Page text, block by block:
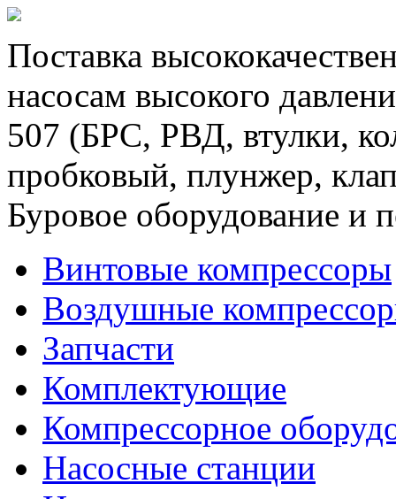
Поставка
насосам высокого
507 (БРС, РВД, втулки,
пробковый, плунжер,
Буровое оборудование и
Винтовые компрессоры
Воздушные
Запчасти
Комплектующие
Компрессорное
Насосные станции